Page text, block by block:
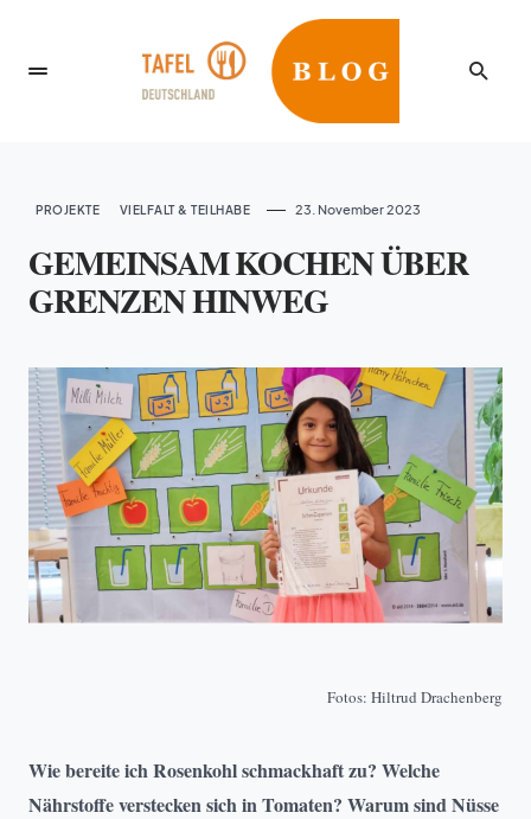
PROJEKTE VIELFALT & TEILHABE 23. November 2023
GEMEINSAM KOCHEN ÜBER
GRENZEN HINWEG
Fotos: Hiltrud Drachenberg
Wie bereite ich Rosenkohl schmackhaft zu? Welche
Nährstoffe verstecken sich in Tomaten? Warum sind Nüsse